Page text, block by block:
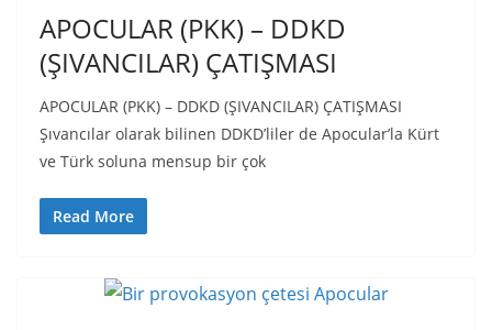
APOCULAR (PKK) – DDKD
(ŞIVANCILAR) ÇATIŞMASI
APOCULAR (PKK) – DDKD (ŞIVANCILAR) ÇATIŞMASI
Şıvancılar olarak bilinen DDKD’liler de Apocular’la Kürt
ve Türk soluna mensup bir çok
Read More